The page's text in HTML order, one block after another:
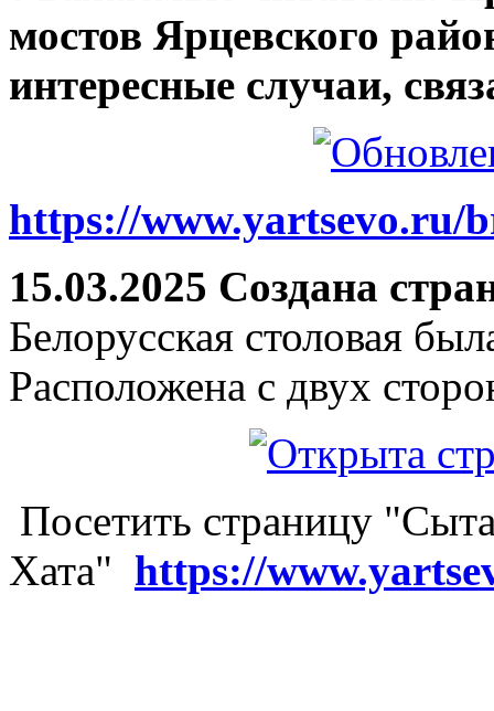
мостов Ярцевского
интересные случаи,
https://www.yartsevo.ru/
15.03.2025 Создана
Белорусская столовая
Расположена с двух
Посетить страницу
Хата" https://